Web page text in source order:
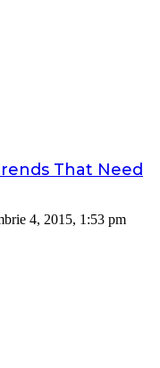
That Need
4, 2015, 1:53 pm